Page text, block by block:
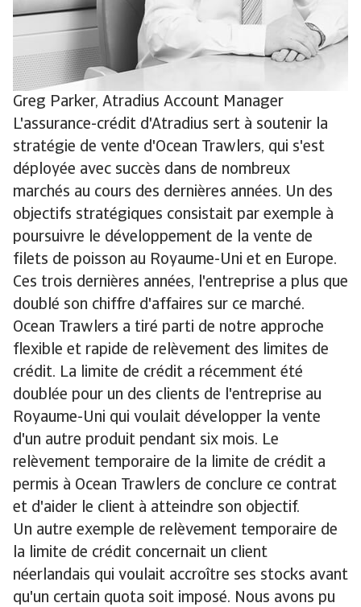
Greg Parker, Atradius Account Manager
L'assurance-crédit d'Atradius sert à soutenir la
stratégie de vente d'Ocean Trawlers, qui s'est
déployée avec succès dans de nombreux
marchés au cours des dernières années. Un des
objectifs stratégiques consistait par exemple à
poursuivre le développement de la vente de
filets de poisson au Royaume-Uni et en Europe.
Ces trois dernières années, l'entreprise a plus que
doublé son chiffre d'affaires sur ce marché.
Ocean Trawlers a tiré parti de notre approche
flexible et rapide de relèvement des limites de
crédit. La limite de crédit a récemment été
doublée pour un des clients de l'entreprise au
Royaume-Uni qui voulait développer la vente
d'un autre produit pendant six mois. Le
relèvement temporaire de la limite de crédit a
permis à Ocean Trawlers de conclure ce contrat
et d'aider le client à atteindre son objectif.
Un autre exemple de relèvement temporaire de
la limite de crédit concernait un client
néerlandais qui voulait accroître ses stocks avant
qu'un certain quota soit imposé. Nous avons pu